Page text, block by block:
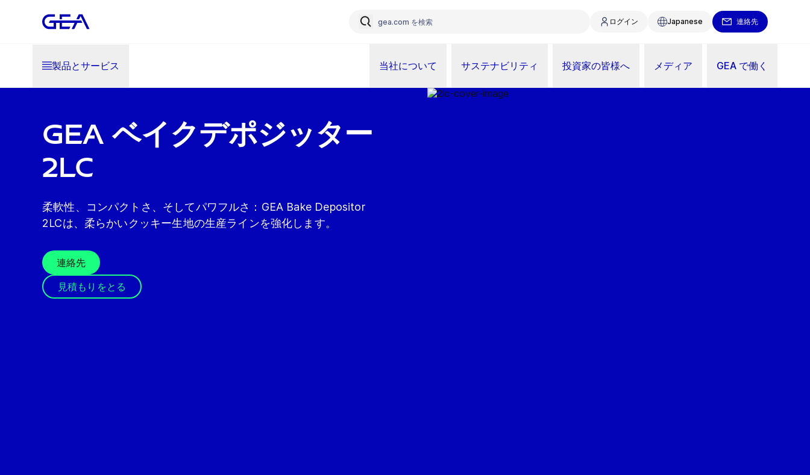
ログイン Japanese 連絡先
製品とサービス 当社について サステナビリティ 投資家の皆様へ メディア GEA で働く
GEA ベイクデポジッター
2LC
柔軟性、コンパクトさ、そしてパワフルさ：GEA Bake Depositor
2LCは、柔らかいクッキー生地の生産ラインを強化します。
連絡先
見積もりをとる